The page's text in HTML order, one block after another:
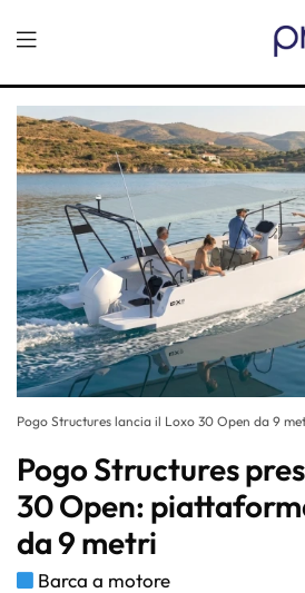
Pogo Structures lancia il Loxo 30 Open da 9
Pogo Structures
30 Open:
da 9 metri
Barca a motore